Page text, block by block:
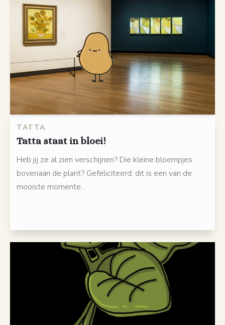
TATTA
Tatta staat in bloei!
Heb jij ze al zien verschijnen? Die kleine bloempjes
bovenaan de plant? Gefeliciteerd: dit is een van de
mooiste momente...